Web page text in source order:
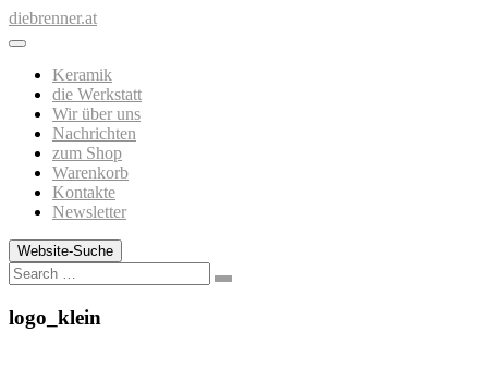
Zum
Inhalt
diebrenner.at
Keramik
die Werkstatt
Wir über uns
Nachrichten
zum Shop
Warenkorb
Kontakte
Newsletter
Website-Suche
Search
logo_klein